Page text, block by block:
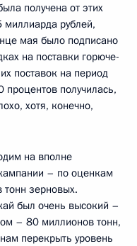
получена от этих
рублей,
мая было подписано
на поставки горюче-
поставок на период
процентов получилась,
хотя, конечно,
на вполне
– по оценкам
зерновых.
был очень высокий –
– 80 миллионов тонн,
перекрыть уровень